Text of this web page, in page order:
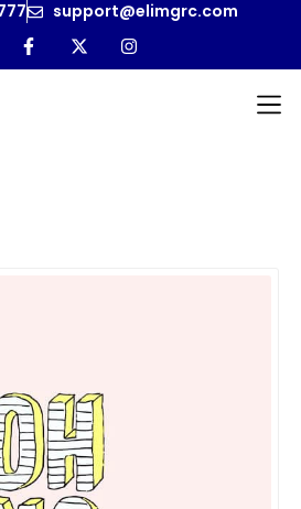
support@elimgrc.com